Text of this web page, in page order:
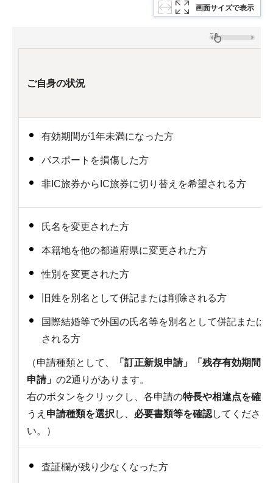
画面サイズで表示
ご自身の状況
有効期間が1年未満になった方
パスポートを損傷した方
非IC旅券からIC旅券に切り替えを希望される方
氏名を変更された方
本籍地を他の都道府県に変更された方
性別を変更された方
旧姓を別名として併記または削除される方
国際結婚等で外国の氏名等を別名として併記または
される方
（申請種類として、
「訂正新規申請」「残存有効期間同
申請」 の2通りがあります。
右のボタンをクリックし、各申請の特長や相違点を確認
うえ 申請種類を選択 し、 必要書類等を確認してくださ
い。）
査証欄が残り少なくなった方